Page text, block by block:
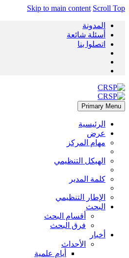
Skip to main content Scroll Top
المدونة
أسئلة شائعة
اتصلوا بنا
Primary Menu
الرئيسية
عرض
مهام المركز
الهيكل التنظيمي
كلمة المدير
الإطار التنظيمي
البحث
أقسام البحث
فرق البحث
أخبار
الأحداث
أيام علمية